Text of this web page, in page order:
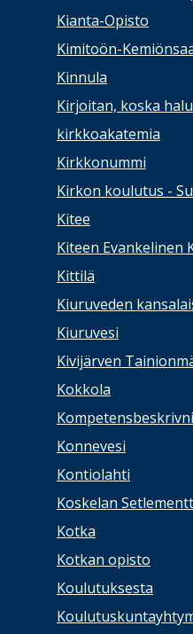
Kianta-Opisto
Kimitoön-
Kinnula
Kirjoitan, koska
kirkkoakatemia
Kirkkonummi
Kirkon koulutus -
Kitee
Kiteen Evankelinen
Kittilä
Kiuruveden
Kiuruvesi
Kivijärven
Kokkola
Konnevesi
Kontiolahti
Koskelan
Kotka
Kotkan opisto
Koulutuksesta